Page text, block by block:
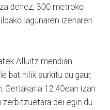
denez, 300 metroko
lagunaren izenaren
Alluitz mendian
bat hilik aurkitu du gaur,
Gertakaria 12:40ean izan
zerbitzuetara dei egin du